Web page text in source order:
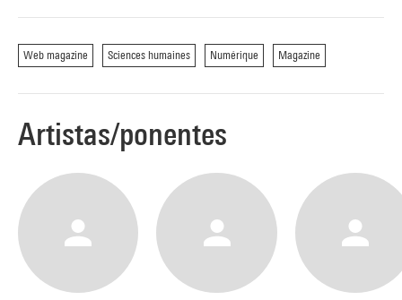
de l'ESCoM à la Maison des Sciences de l'Homme.
Avec : Marin Dacos, revues.org
Marc-Olivier Padis, rédacteur en chef d'Esprit
Isabelle Saint-Saens, Vacarme
Web magazine Sciences humaines Numérique Magazine
Artistas/ponentes